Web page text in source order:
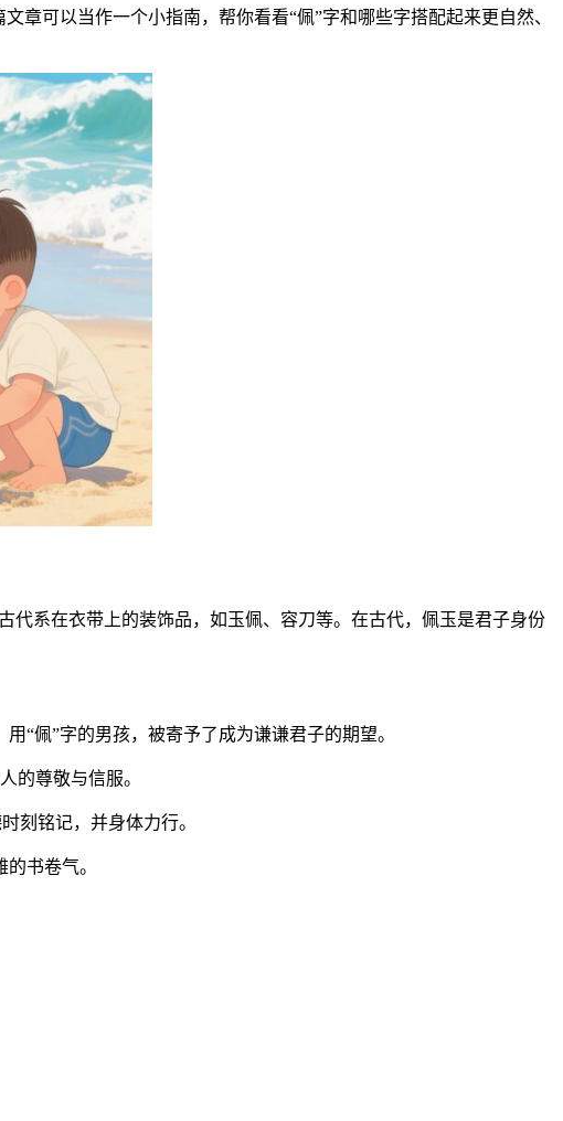
可以当作一个小指南，帮你看看“佩”字和哪些字搭配起来更自然、
代系在衣带上的装饰品，如玉佩、容刀等。在古代，佩玉是君子身份
“佩”字的男孩，被寄予了成为谦谦君子的期望。
的尊敬与信服。
刻铭记，并身体力行。
书卷气。